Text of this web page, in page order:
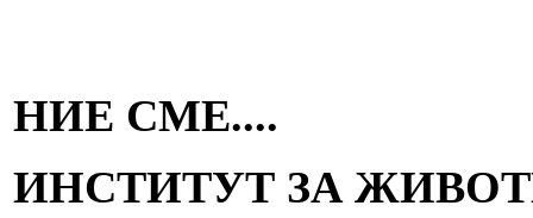
НИЕ СМЕ....
ИНСТИТУТ ЗА